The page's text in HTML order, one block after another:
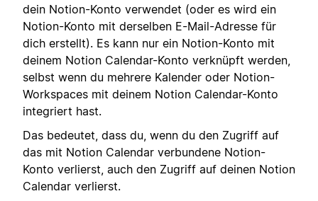
dein Notion-Konto verwendet (oder es wird ein
Notion-Konto mit derselben E-Mail-Adresse für
dich erstellt). Es kann nur ein Notion-Konto mit
deinem Notion Calendar-Konto verknüpft werden,
selbst wenn du mehrere Kalender oder Notion-
Workspaces mit deinem Notion Calendar-Konto
integriert hast.
Das bedeutet, dass du, wenn du den Zugriff auf
das mit Notion Calendar verbundene Notion-
Konto verlierst, auch den Zugriff auf deinen Notion
Calendar verlierst.